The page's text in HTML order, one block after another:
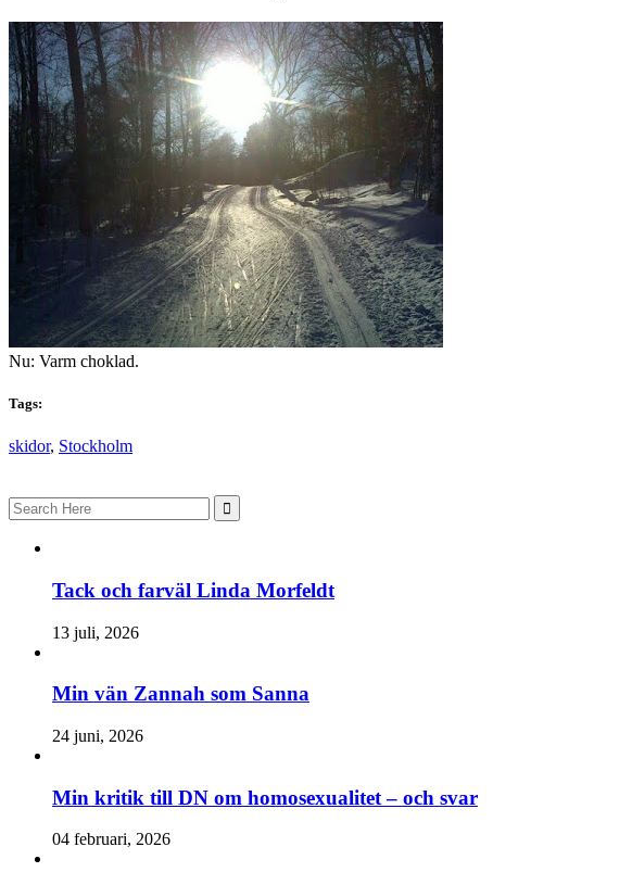
Nu: Varm choklad.
Tags:
skidor, Stockholm
Search
for:
Tack och farväl Linda Morfeldt
13 juli, 2026
Min vän Zannah som Sanna
24 juni, 2026
Min kritik till DN om homosexualitet – och svar
04 februari, 2026